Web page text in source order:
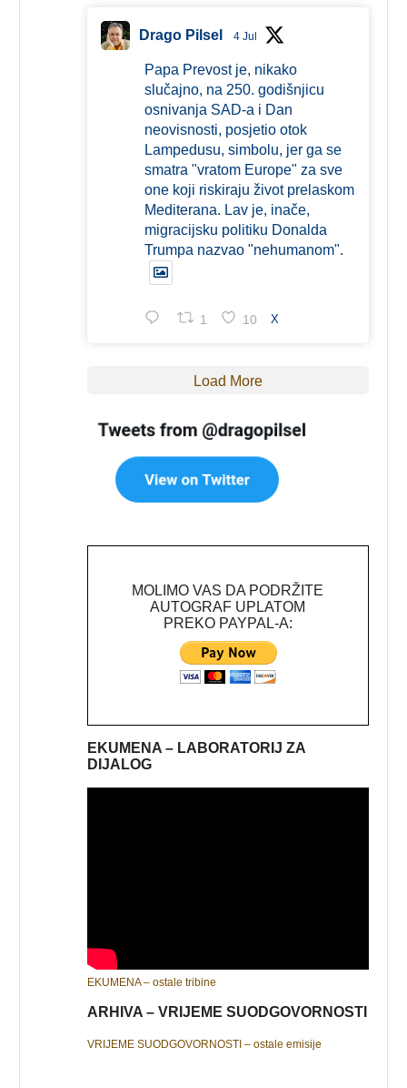
Drago Pilsel 4 Jul
Papa Prevost je, nikako
slučajno, na 250. godišnjicu
osnivanja SAD-a i Dan
neovisnosti, posjetio otok
Lampedusu, simbolu, jer ga se
smatra "vratom Europe" za sve
one koji riskiraju život prelaskom
Mediterana. Lav je, inače,
migracijsku politiku Donalda
Trumpa nazvao "nehumanom".
1 10 X
Load More
MOLIMO VAS DA PODRŽITE
AUTOGRAF UPLATOM
PREKO PAYPAL-A:
EKUMENA – LABORATORIJ ZA
DIJALOG
EKUMENA – ostale tribine
ARHIVA – VRIJEME SUODGOVORNOSTI
VRIJEME SUODGOVORNOSTI – ostale emisije